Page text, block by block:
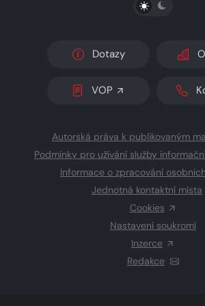
Dotazy
VOP
Autorská práva k publikovaným
Podmínky pro užívání služby
Informace o zpracování
Jednotná kontaktní místa
Cookies
Nastavení soukromí
Inzerce
Redakce